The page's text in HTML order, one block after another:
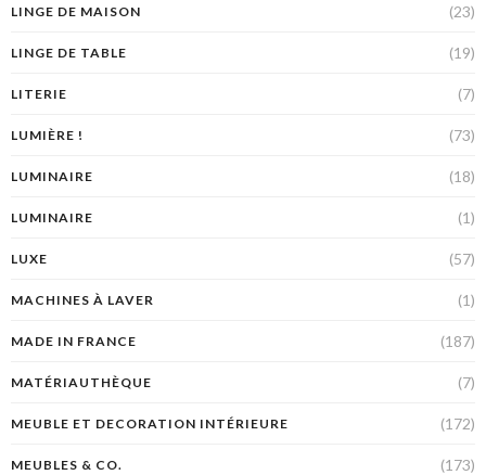
LINGE DE MAISON (23)
LINGE DE TABLE (19)
LITERIE (7)
LUMIÈRE ! (73)
LUMINAIRE (18)
LUMINAIRE (1)
LUXE (57)
MACHINES À LAVER (1)
MADE IN FRANCE (187)
MATÉRIAUTHÈQUE (7)
MEUBLE ET DECORATION INTÉRIEURE (172)
MEUBLES & CO. (173)